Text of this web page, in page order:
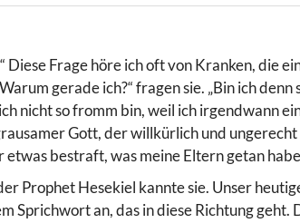
Diese Frage höre ich oft von Kranken, die
gerade ich?“ fragen sie. „Bin ich denn
nicht so fromm bin, weil ich irgendwann
Gott, der willkürlich und
bestraft, was meine Eltern getan
Prophet Hesekiel kannte sie. Unser
Sprichwort an, das in diese Richtung geht.